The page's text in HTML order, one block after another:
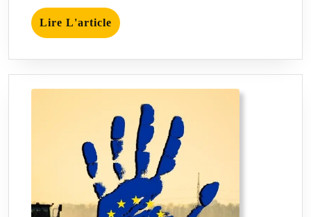
Lire L'article Lire
L'article